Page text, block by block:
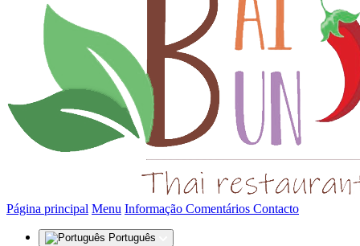
Página principal Menu Informação (actual)
Comentários Contacto
Português